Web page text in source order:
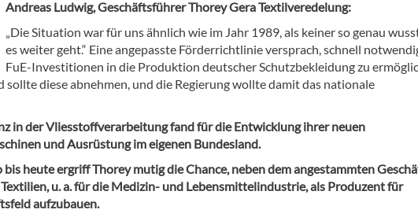
Andreas Ludwig, Geschäftsführer Thorey Gera Textilveredelung:
„Die Situation war für uns ähnlich wie im Jahr 1989, als keiner so genau
es weiter geht.“ Eine angepasste Förderrichtlinie versprach, schnell
FuE-Investitionen in die Produktion deutscher Schutzbekleidung zu
diese abnehmen, und die Regierung wollte damit das nationale
in der Vliesstoffverarbeitung fand für die Entwicklung ihrer neuen
und Ausrüstung im eigenen Bundesland.
heute ergriff Thorey mutig die Chance, neben dem angestammten
u. a. für die Medizin- und Lebensmittelindustrie, als Produzent für
aufzubauen.